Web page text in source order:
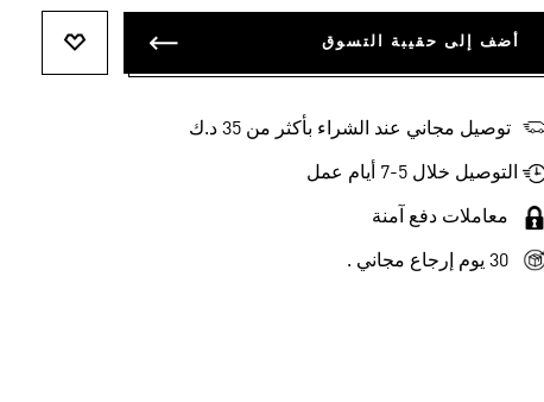
أضف إلى حقيبة التسوق
توصيل مجاني عند الشراء بأكثر من 35 د.ك
التوصيل خلال 5-7 أيام عمل
معاملات دفع آمنة
30 يوم إرجاع مجاني .